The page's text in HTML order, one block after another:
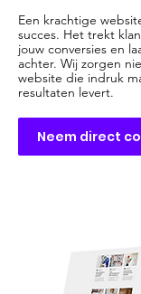
Een krachtige
succes. Het trekt
jouw conversies en
achter. Wij zorgen
website die indruk
resultaten levert.
Neem direct